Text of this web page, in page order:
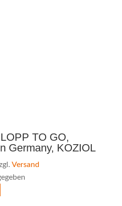
TO GO,
Germany, KOZIOL
Versand